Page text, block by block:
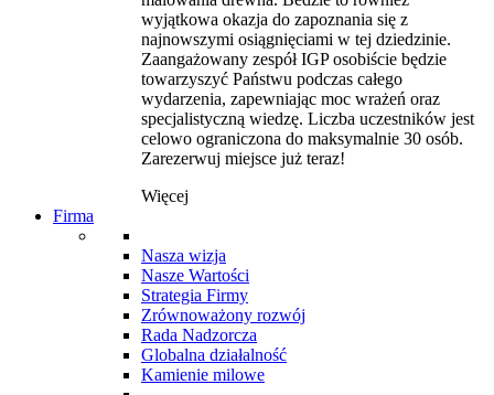
wyjątkowa okazja do zapoznania się z
najnowszymi osiągnięciami w tej dziedzinie.
Zaangażowany zespół IGP osobiście będzie
towarzyszyć Państwu podczas całego
wydarzenia, zapewniając moc wrażeń oraz
specjalistyczną wiedzę. Liczba uczestników jest
celowo ograniczona do maksymalnie 30 osób.
Zarezerwuj miejsce już teraz!
Więcej
Firma
Nasza wizja
Nasze Wartości
Strategia Firmy
Zrównoważony rozwój
Rada Nadzorcza
Globalna działalność
Kamienie milowe